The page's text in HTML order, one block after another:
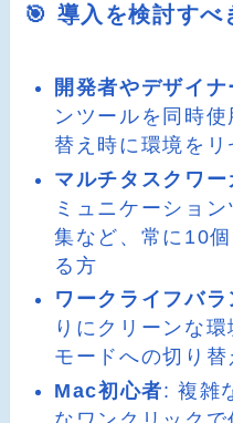
🎯 導入を検討すべ
開発者やデザイナ
ンツールを同時
替え時に環境を
マルチタスクワー
ミュニケーショ
集など、常に10
る方
ワークライフバ
りにクリーンな
モードへの切り
Mac初心者: 複雑